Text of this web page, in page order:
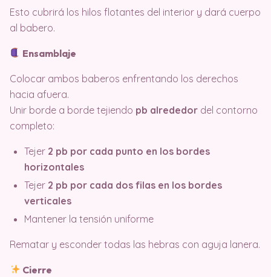
Esto cubrirá los hilos flotantes del interior y dará cuerpo
al babero.
Ensamblaje
Colocar ambos baberos enfrentando los derechos
hacia afuera.
Unir borde a borde tejiendo pb alrededor del contorno
completo:
Tejer 2 pb por cada punto en los bordes
horizontales
Tejer 2 pb por cada dos filas en los bordes
verticales
Mantener la tensión uniforme
Rematar y esconder todas las hebras con aguja lanera.
Cierre